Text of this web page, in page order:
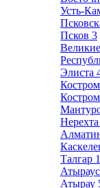
Усть-
Псков 3
Элиста
Нерехта
Талгар 1
Атырау